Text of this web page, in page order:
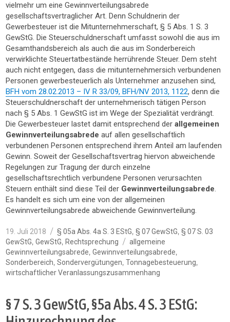
vielmehr um eine Gewinnverteilungsabrede
gesellschaftsvertraglicher Art. Denn Schuldnerin der
Gewerbesteuer ist die Mitunternehmerschaft, § 5 Abs. 1 S. 3
GewStG. Die Steuerschuldnerschaft umfasst sowohl die aus im
Gesamthandsbereich als auch die aus im Sonderbereich
verwirklichte Steuertatbestände herrührende Steuer. Dem steht
auch nicht entgegen, dass die mitunternehmersich verbundenen
Personen gewerbesteuerlich als Unternehmer anzusehen sind,
BFH vom 28.02.2013 – IV R 33/09, BFH/NV 2013, 1122, denn die
Steuerschuldnerschaft der unternehmerisch tätigen Person
nach § 5 Abs. 1 GewStG ist im Wege der Spezialität verdrängt.
Die Gewerbesteuer lastet damit entsprechend derallgemeinen
Gewinnverteilungsabrede auf allen gesellschaftlich
verbundenen Personen entsprechend ihrem Anteil am laufenden
Gewinn. Soweit der Gesellschaftsvertrag hiervon abweichende
Regelungen zur Tragung der durch einzelne
gesellschaftsrechtlich verbundene Personen verursachten
Steuern enthält sind diese Teil der Gewinnverteilungsabrede.
Es handelt es sich um eine von der allgemeinen
Gewinnverteilungsabrede abweichende Gewinnverteilung.
Veröffentlicht
am
19. Juli 2018 Kategorien
§ 05a Abs. 4a S. 3 EStG,§ 07 GewStG,§ 07 S. 03
GewStG,GewStG,Rechtsprechung Schlagwörter
allgemeine
Gewinnverteilungsabrede,Gewinnverteilungsabrede,
Sonderbereich,Sondervergütungen,Tonnagebesteuerung,
wirtschaftlicher Veranlassungszusammenhang
§ 7 S. 3 GewStG, §5a Abs. 4 S. 3 EStG: